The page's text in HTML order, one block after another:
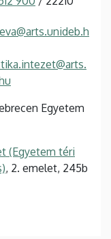
Egyetem
(Egyetem téri
, 2. emelet, 245b